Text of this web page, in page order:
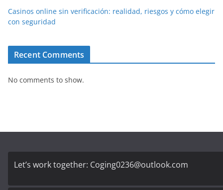
Casinos online sin verificación: realidad, riesgos y cómo elegir
con seguridad
Recent Comments
No comments to show.
Let’s work together: Coging0236@outlook.com